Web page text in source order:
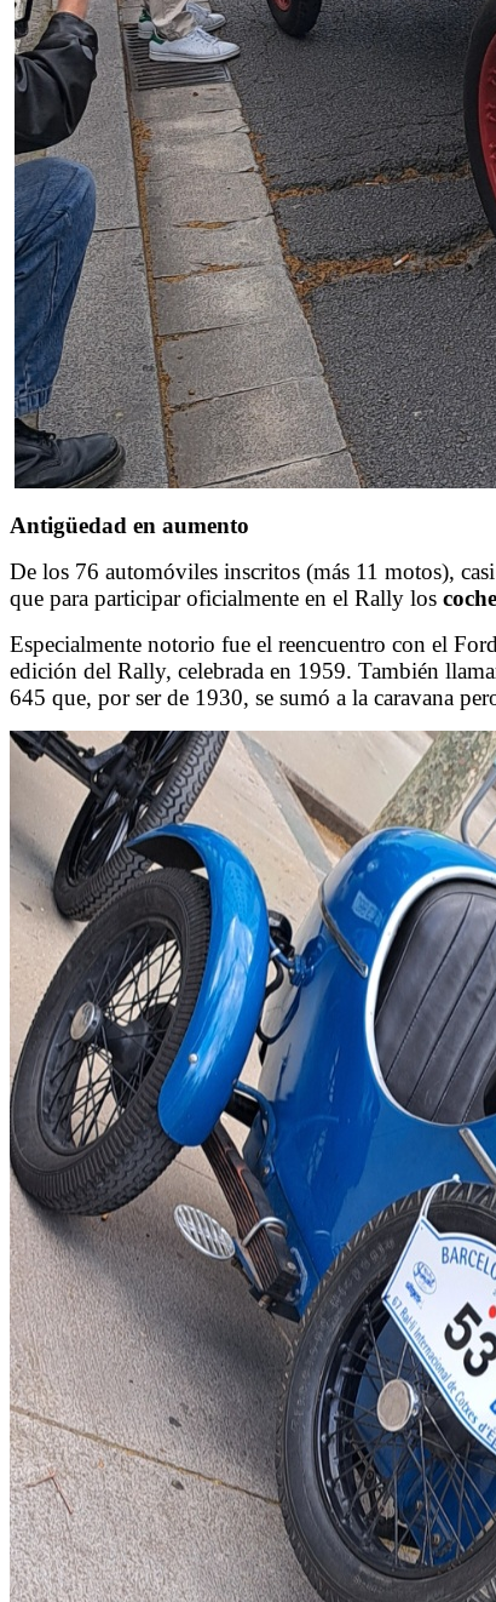
Antigüedad en aumento
De los 76 automóviles inscritos (más 11 motos),
que para participar oficialmente en el Rally los
Especialmente notorio fue el reencuentro con el
edición del Rally, celebrada en 1959. También
645 que, por ser de 1930, se sumó a la caravana